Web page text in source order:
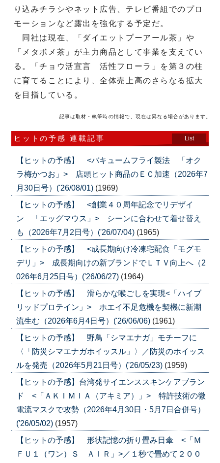
り込みチラシやネット広告、テレビ番組でのプロ
モーションなど露出を強化する予定だ。
同社は現在、「ダイエットプーアール茶」や
「メタボメ茶」が主力商品として事業を支えてい
る。「チョウ活宣言 活性フローラ」を第３の柱
に育てることにより、全体売上高のさらなる拡大
を目指している。
記事は取材・執筆時の情報で、現在は異なる場合があります。
ヒットの予感 連載記事 List
【ヒットの予感】 <バキュームフライ製法 「オク
ラ梅かつお」> 店頭ヒット商品のＥＣ加速（2026年7
月30日号）('26/08/01) (1969)
【ヒットの予感】 <創業４０周年記念でリデザイ
ン 「エッグマウス」> シーンに合わせて着せ替え
も（2026年7月2日号）('26/07/04) (1965)
【ヒットの予感】 <成長期向け冷凍宅配食「モグモ
デリ」> 成長期向けの新ブランドでＬＴＶ向上へ（2
026年6月25日号）('26/06/27) (1964)
【ヒットの予感】 滑らかな喉ごしを実現<「ハイブ
リッドプロテイン」> ホエイ不足危機を契機に新潮
流生む（2026年6月4日号）('26/06/06) (1961)
【ヒットの予感】 野鳥「シマエナガ」モチーフに
〈「防災シマエナガホイッスル」〉／防災のホイッス
ルを発売（2026年5月21日号）('26/05/23) (1959)
【ヒットの予感】台湾発サイエンススキンケアブラン
ド <「ＡＫＩＭＩＡ（アキミア）」> 特許技術の微
電流マスクで攻勢（2026年4月30日・5月7日合併号）
('26/05/02) (1957)
【ヒットの予感】 形状記憶の折り畳み日傘 <「Ｍ
ＦＵ１（ワン）Ｓ ＡＩＲ」>／１秒で畳めて２００